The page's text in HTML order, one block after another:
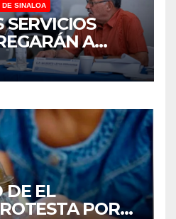
DE SINALOA
SERVICIOS
A
DE EL
POR